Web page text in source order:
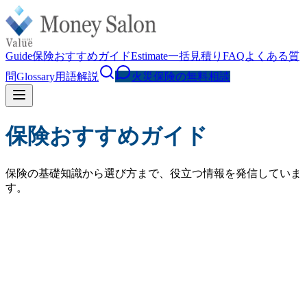
Guide保険おすすめガイドEstimate一括見積り FAQよくある質
問Glossary用語解説 火災保険の無料相談
保険おすすめガイド
保険の基礎知識から選び方まで、役立つ情報を発信していま
す。